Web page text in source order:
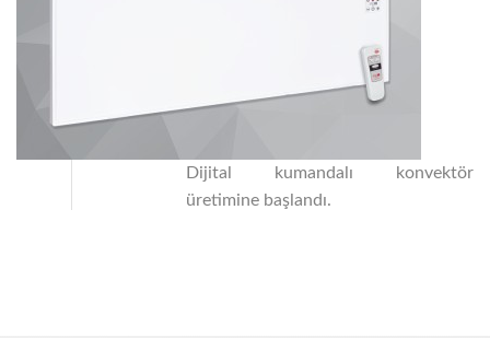
Dijital kumandalı konvektör
üretimine başlandı.